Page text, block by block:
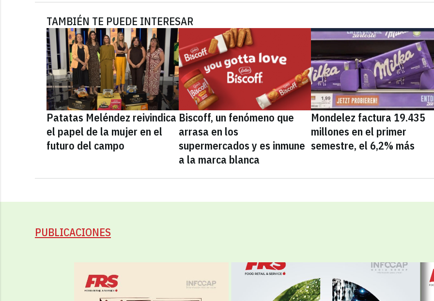
TAMBIÉN TE PUEDE INTERESAR
Patatas Meléndez reivindica
el papel de la mujer en el
futuro del campo
Biscoff, un fenómeno que
arrasa en los
supermercados y es inmune
a la marca blanca
Mondelez factura 19.435
millones en el primer
semestre, el 6,2% más
PUBLICACIONES